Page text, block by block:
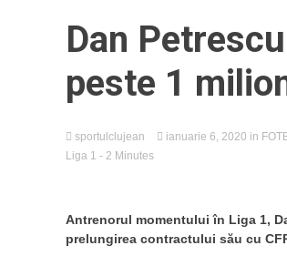
Dan
peste 1
sportulclujean ianuarie 6, 2020 in
Liga 1 - 2 Minutes
Antrenorul momentului în Liga 1,
prelungirea contractului său cu